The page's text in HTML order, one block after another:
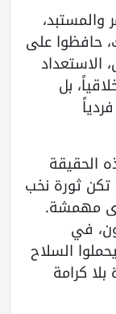
حافظوا على
الاستعداد
بل
الحقيقة
تكن ثورة نخب
مهمشة.
في
السلاح
كرامة